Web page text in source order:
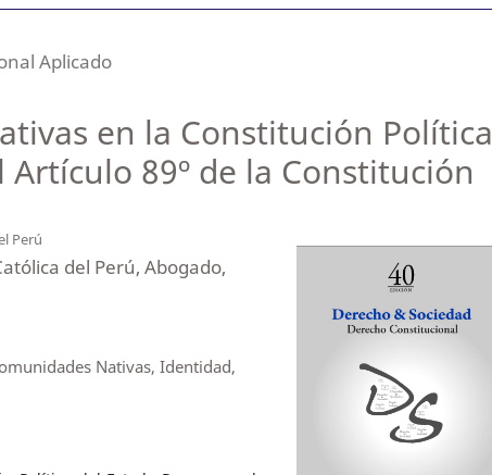
Aplicado
en la Constitución Política
89º de la Constitución
Perú
del Perú, Abogado,
Nativas, Identidad,